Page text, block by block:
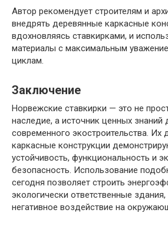
Автор рекомендует строителям и
внедрять деревянные каркасные
вдохновляясь ставкирками, и
материалы с максимальным
циклам.
Заключение
Норвежские ставкирки — это не
наследие, а источник ценных знаний
современного экостроительства. Их
каркасные конструкции
устойчивость, функциональность и
безопасность. Использование
сегодня позволяет строить
экологически ответственные
негативное воздействие на